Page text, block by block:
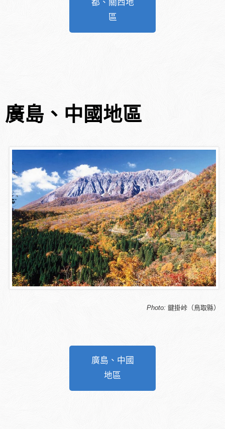
都、關西地
區
廣島、中國地區
Photo: 鍵掛峠（鳥取縣）
廣島、中國
地區